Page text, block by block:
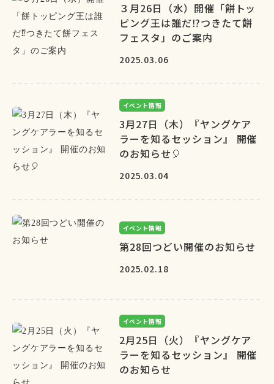
３月26日（水）開催「餅トッ
ピング王は誰だ⁉つきたて餅
フェスタ」のご案内
2025.03.06
イベント情報
3月27日（木）『ヤングケア
ラーを知るセッション』 開催
のお知らせ🎈
2025.03.04
イベント情報
第28回つどい開催のお知らせ
2025.02.18
イベント情報
2月25日（火）『ヤングケア
ラーを知るセッション』 開催
のお知らせ